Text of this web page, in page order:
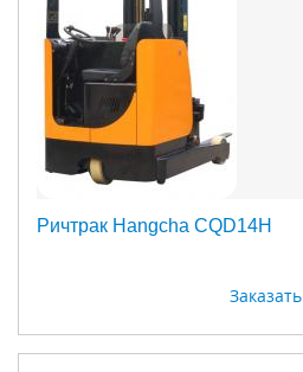
Ричтрак Hangcha CQD14H
Заказать